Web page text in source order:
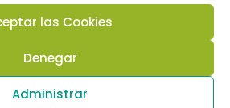
las Cookies
Denegar
Administrar